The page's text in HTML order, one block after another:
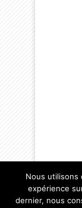
Nous utilisons
expérience
dernier, nous